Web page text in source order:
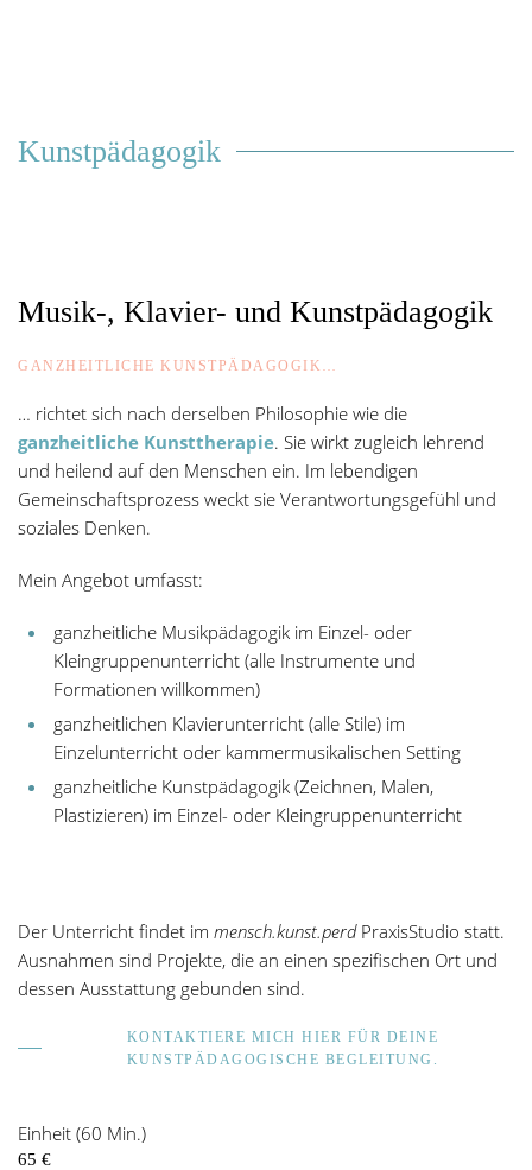
Kunstpädagogik
Musik-, Klavier- und Kunstpädagogik
GANZHEITLICHE KUNSTPÄDAGOGIK…
… richtet sich nach derselben Philosophie wie die
ganzheitliche Kunsttherapie. Sie wirkt zugleich lehrend
und heilend auf den Menschen ein. Im lebendigen
Gemeinschaftsprozess weckt sie Verantwortungsgefühl und
soziales Denken.
Mein Angebot umfasst:
ganzheitliche Musikpädagogik im Einzel- oder
Kleingruppenunterricht (alle Instrumente und
Formationen willkommen)
ganzheitlichen Klavierunterricht (alle Stile) im
Einzelunterricht oder kammermusikalischen Setting
ganzheitliche Kunstpädagogik (Zeichnen, Malen,
Plastizieren) im Einzel- oder Kleingruppenunterricht
Der Unterricht findet im mensch.kunst.perdPraxisStudio statt.
Ausnahmen sind Projekte, die an einen spezifischen Ort und
dessen Ausstattung gebunden sind.
KONTAKTIERE MICH HIER FÜR DEINE
KUNSTPÄDAGOGISCHE BEGLEITUNG.
Einheit (60 Min.)
65 €